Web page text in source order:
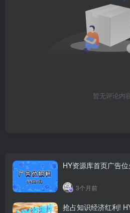
暂无评论内
HY资源库首页广告
3个月前
抢占知识经济红利!